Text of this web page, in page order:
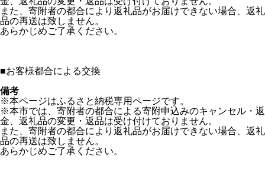
また、寄附者の都合により返礼品がお届けできない場合、返礼
品の再送は致しません。
あらかじめご了承ください。
■お客様都合による交換
備考
※本ページはふるさと納税専用ページです。
※本市では、寄附者の都合による寄附申込みのキャンセル・返
金、返礼品の変更・返品は受け付けておりません。
また、寄附者の都合により返礼品がお届けできない場合、返礼
品の再送は致しません。
あらかじめご了承ください。